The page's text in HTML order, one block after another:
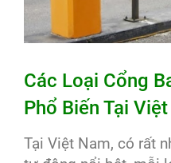
Các Loại Cổng
Phổ Biến Tại
Tại Việt Nam, có rất